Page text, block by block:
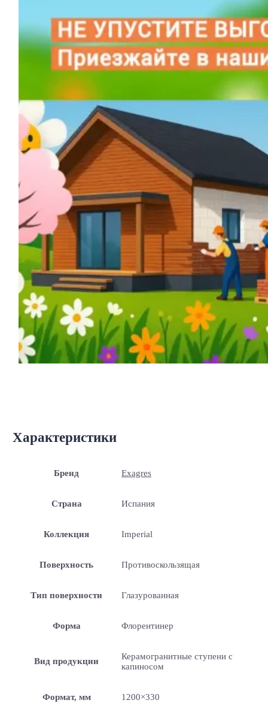
Характеристики
Бренд Exagres
Страна Испания
Коллекция Imperial
Поверхность Противоскользящая
Тип поверхности Глазурованная
Форма Флорентинер
Вид продукции
Керамогранитные ступени с
капиносом
Формат, мм 1200×330